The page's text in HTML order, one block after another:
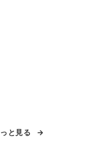
と見る